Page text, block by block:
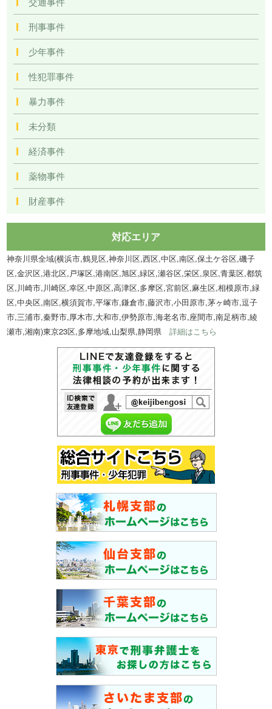
刑事事件
少年事件
性犯罪事件
暴力事件
未分類
経済事件
薬物事件
財産事件
対応エリア
神奈川県全域(横浜市,鶴見区,神奈川区,西区,中区,南区,保土ケ谷区,磯子
区,金沢区,港北区,戸塚区,港南区,旭区,緑区,瀬谷区,栄区,泉区,青葉区,都筑
区,川崎市,川崎区,幸区,中原区,高津区,多摩区,宮前区,麻生区,相模原市,緑
区,中央区,南区,横須賀市,平塚市,鎌倉市,藤沢市,小田原市,茅ヶ崎市,逗子
市,三浦市,秦野市,厚木市,大和市,伊勢原市,海老名市,座間市,南足柄市,綾
瀬市,湘南)東京23区,多摩地域,山梨県,静岡県詳細はこちら